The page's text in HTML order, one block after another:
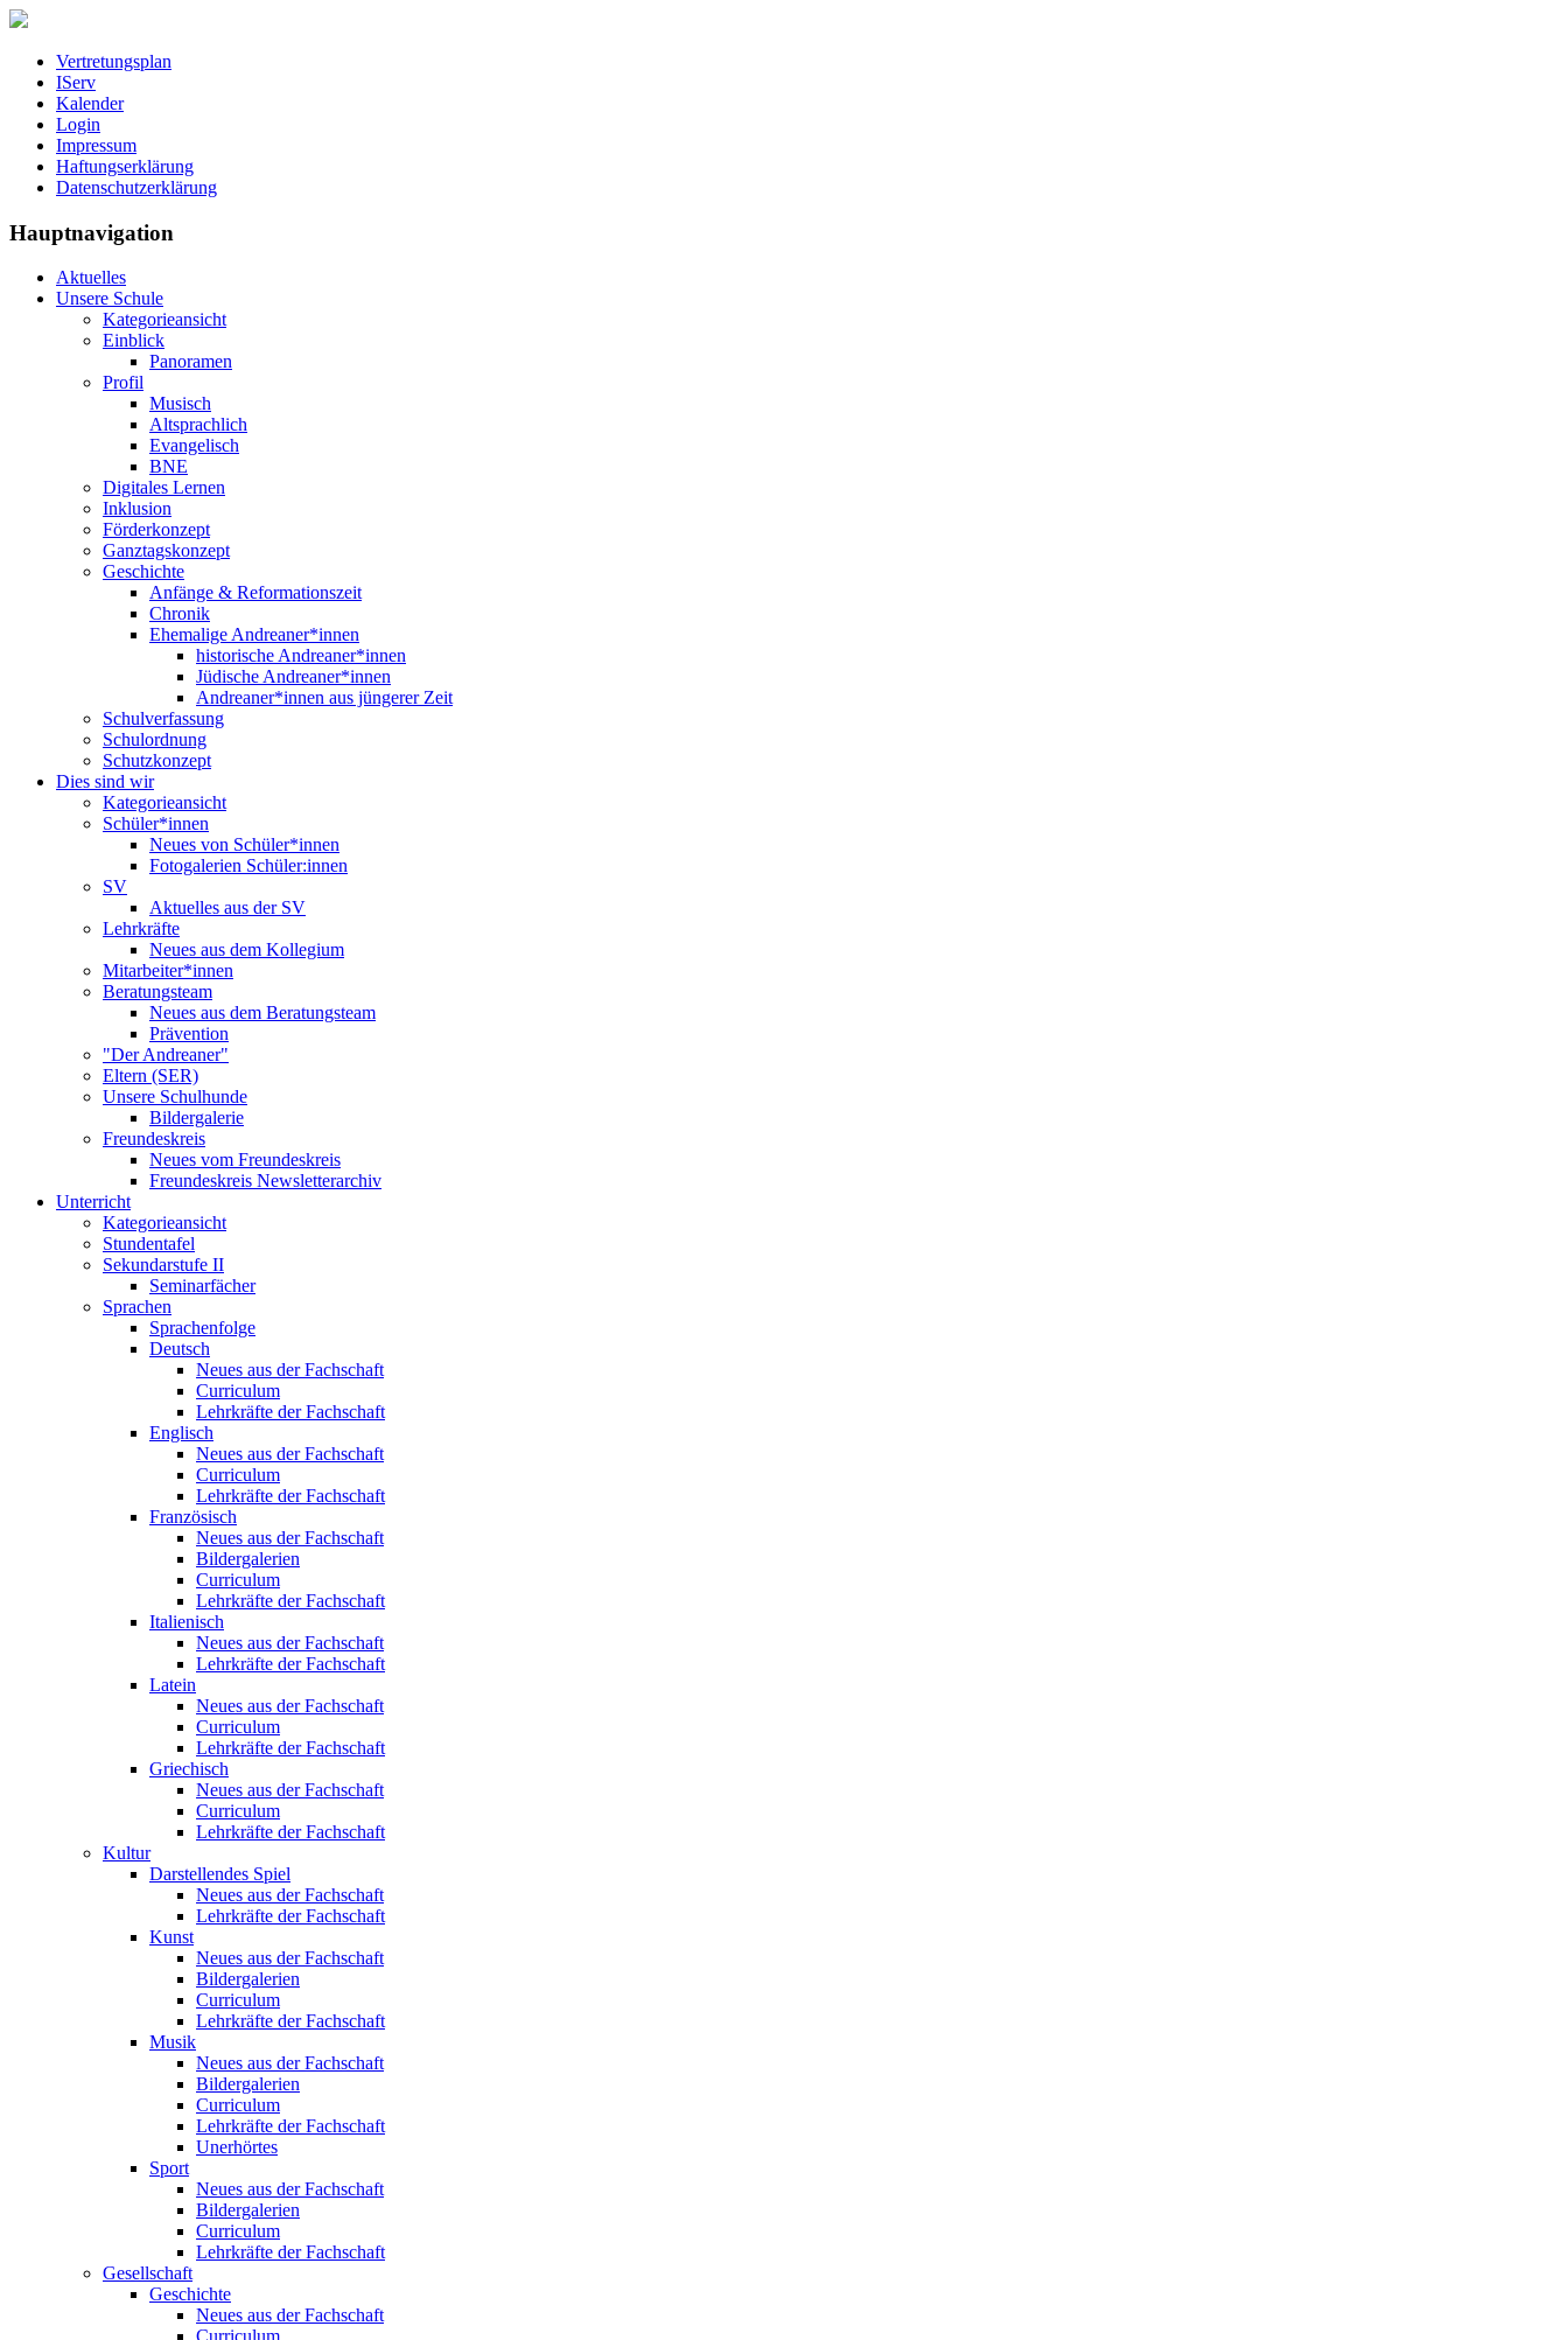
Vertretungsplan
IServ
Kalender
Login
Impressum
Haftungserklärung
Datenschutzerklärung
Hauptnavigation
Aktuelles
Unsere Schule
Kategorieansicht
Einblick
Panoramen
Profil
Musisch
Altsprachlich
Evangelisch
BNE
Digitales Lernen
Inklusion
Förderkonzept
Ganztagskonzept
Geschichte
Anfänge & Reformationszeit
Chronik
Ehemalige Andreaner*innen
historische Andreaner*innen
Jüdische Andreaner*innen
Andreaner*innen aus jüngerer Zeit
Schulverfassung
Schulordnung
Schutzkonzept
Dies sind wir
Kategorieansicht
Schüler*innen
Neues von Schüler*innen
Fotogalerien Schüler:innen
SV
Aktuelles aus der SV
Lehrkräfte
Neues aus dem Kollegium
Mitarbeiter*innen
Beratungsteam
Neues aus dem Beratungsteam
Prävention
"Der Andreaner"
Eltern (SER)
Unsere Schulhunde
Bildergalerie
Freundeskreis
Neues vom Freundeskreis
Freundeskreis Newsletterarchiv
Unterricht
Kategorieansicht
Stundentafel
Sekundarstufe II
Seminarfächer
Sprachen
Sprachenfolge
Deutsch
Neues aus der Fachschaft
Curriculum
Lehrkräfte der Fachschaft
Englisch
Neues aus der Fachschaft
Curriculum
Lehrkräfte der Fachschaft
Französisch
Neues aus der Fachschaft
Bildergalerien
Curriculum
Lehrkräfte der Fachschaft
Italienisch
Neues aus der Fachschaft
Lehrkräfte der Fachschaft
Latein
Neues aus der Fachschaft
Curriculum
Lehrkräfte der Fachschaft
Griechisch
Neues aus der Fachschaft
Curriculum
Lehrkräfte der Fachschaft
Kultur
Darstellendes Spiel
Neues aus der Fachschaft
Lehrkräfte der Fachschaft
Kunst
Neues aus der Fachschaft
Bildergalerien
Curriculum
Lehrkräfte der Fachschaft
Musik
Neues aus der Fachschaft
Bildergalerien
Curriculum
Lehrkräfte der Fachschaft
Unerhörtes
Sport
Neues aus der Fachschaft
Bildergalerien
Curriculum
Lehrkräfte der Fachschaft
Gesellschaft
Geschichte
Neues aus der Fachschaft